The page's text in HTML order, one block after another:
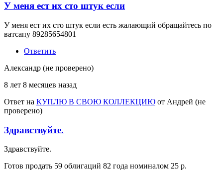
У меня ест их сто штук если
У меня ест их сто штук если есть жалающий обращайтесь по
ватсапу 89285654801
Ответить
Александр (не проверено)
8 лет 8 месяцев назад
Ответ на КУПЛЮ В СВОЮ КОЛЛЕКЦИЮ от Андрей (не
проверено)
Здравствуйте.
Здравствуйте.
Готов продать 59 облигаций 82 года номиналом 25 р.